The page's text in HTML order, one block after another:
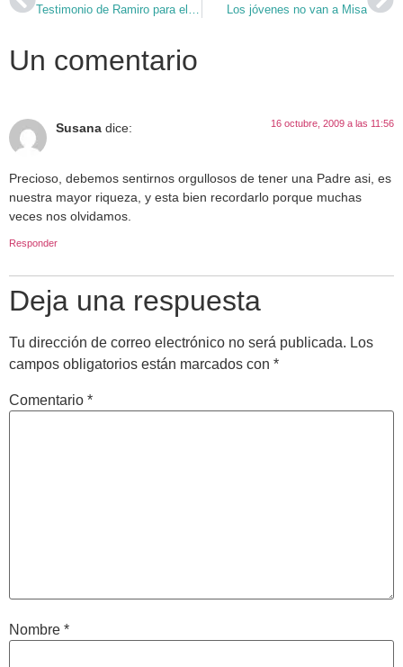
Los jóvenes no van a Misa
Un comentario
Susana dice: 16 octubre, 2009 a las 11:56
Precioso, debemos sentirnos orgullosos de tener una Padre asi, es
nuestra mayor riqueza, y esta bien recordarlo porque muchas
veces nos olvidamos.
Responder
Deja una respuesta
Tu dirección de correo electrónico no será publicada. Los
campos obligatorios están marcados con *
Comentario *
Nombre *